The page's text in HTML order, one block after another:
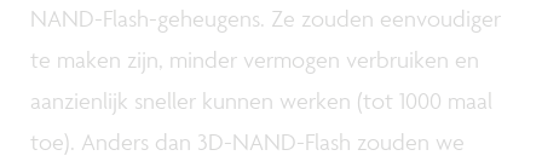
NAND-Flash-geheugens. Ze zouden eenvoudiger
te maken zijn, minder vermogen verbruiken en
aanzienlijk sneller kunnen werken (tot 1000 maal
toe). Anders dan 3D-NAND-Flash zouden we